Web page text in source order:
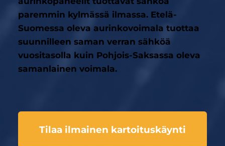
paremmin kylmässä ilmassa. Etelä-
Suomessa oleva aurinkovoimala tuottaa
suunnilleen saman verran sähköä
vuositasolla kuin Pohjois-Saksassa oleva
samanlainen voimala.
Tilaa ilmainen kartoituskäynti